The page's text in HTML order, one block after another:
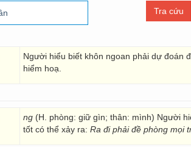
Người hiểu biết khôn ngoan phải dự đoán
hiểm hoạ.
ng (H. phòng: giữ gìn; thân: mình) Người
tốt có thể xảy ra: Ra đi phải đề phòng mọi